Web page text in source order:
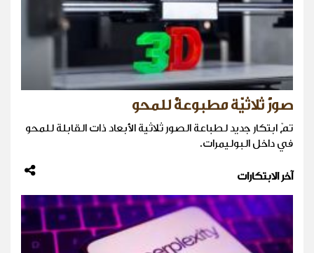
صورٌ ثلاثيّة مطبوعةٌ للمحو
تمّ ابتكار جديد لطباعة الصور ثلاثية الأبعاد ذات القابلة للمحو
في داخل البوليمرات.
آخر الابتكارات